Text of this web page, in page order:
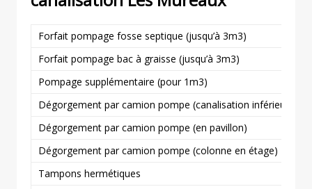
Forfait pompage fosse septique (jusqu’à 3m3)
Forfait pompage bac à graisse (jusqu’à 3m3)
Pompage supplémentaire (pour 1m3)
Dégorgement par camion pompe (canalisation inférieure ou
Dégorgement par camion pompe (en pavillon)
Dégorgement par camion pompe (colonne en étage)
Tampons hermétiques